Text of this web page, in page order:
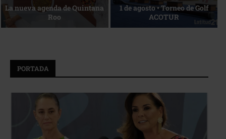
Reconocimiento de viajeros La esencia del servicio
PORTADA